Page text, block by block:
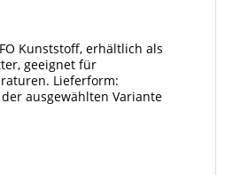
Kunststoff, erhältlich als
geeignet für
Lieferform:
ausgewählten Variante